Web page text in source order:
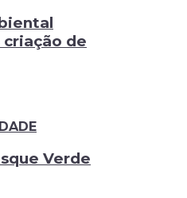
criação de
Verde